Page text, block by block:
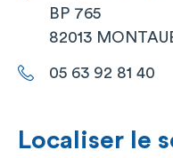
BP 765
82013
05 63 92 81 40
Localiser le